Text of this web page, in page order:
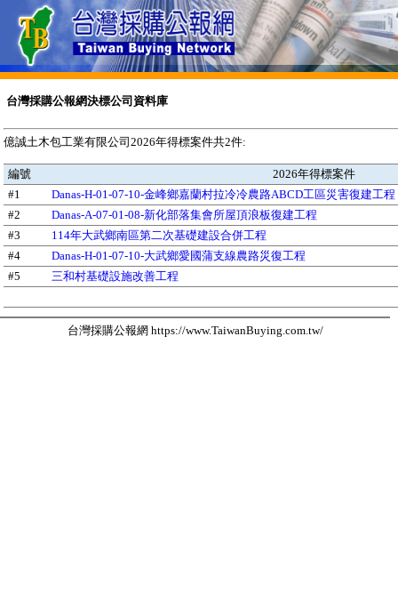
台灣採購公報網決標公司資料庫
億誠土木包工業有限公司2026年得標案件共2件:
編號
2026年得標案件
#1
Danas-H-01-07-10-金峰鄉嘉蘭村拉冷冷農路ABCD工區災害復建工程
#2
Danas-A-07-01-08-新化部落集會所屋頂浪板復建工程
#3
114年大武鄉南區第二次基礎建設合併工程
#4
Danas-H-01-07-10-大武鄉愛國蒲支線農路災復工程
#5
三和村基礎設施改善工程
台灣採購公報網 https://www.TaiwanBuying.com.tw/